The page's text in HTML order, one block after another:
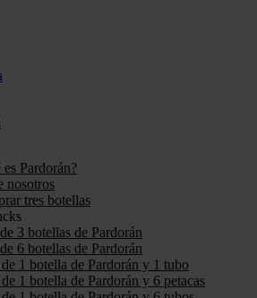
es Pardorán?
nosotros
tres botellas
3 botellas de Pardorán
6 botellas de Pardorán
1 botella de Pardorán y 1 tubo
1 botella de Pardorán y 6 petacas